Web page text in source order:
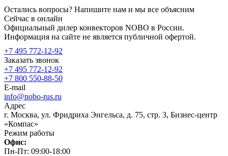
Остались вопросы? Напишите нам и мы все объясним
Сейчас в онлайн
Официальный дилер конвекторов NOBO в России.
Информация на сайте не является публичной офертой.
+7 495 772-12-92
Заказать звонок
+7 495 772-12-92
+7 800 550-88-50
E-mail
info@nobo-rus.ru
Адрес
г. Москва, ул. Фридриха Энгельса, д. 75, стр. 3, Бизнес-центр
«Компас»
Режим работы
Офис:
Пн-Пт: 09:00-18:00